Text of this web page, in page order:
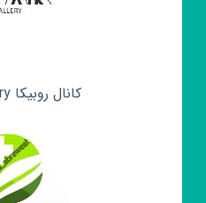
کانال روبیکا Star_gallery